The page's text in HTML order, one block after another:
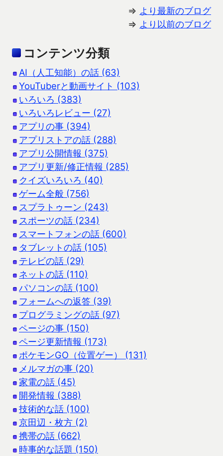
⇒ より最新のブログ
⇒ より以前のブログ
コンテンツ分類
AI（人工知能）の話 (63)
YouTuberと動画サイト (103)
いろいろ (383)
いろいろレビュー (27)
アプリの事 (394)
アプリストアの話 (288)
アプリ公開情報 (375)
アプリ更新/修正情報 (285)
クイズいろいろ (40)
ゲーム全般 (756)
スプラトゥーン (243)
スポーツの話 (234)
スマートフォンの話 (600)
タブレットの話 (105)
テレビの話 (29)
ネットの話 (110)
パソコンの話 (100)
フォームへの返答 (39)
プログラミングの話 (97)
ページの事 (150)
ページ更新情報 (173)
ポケモンGO（位置ゲー） (131)
メルマガの事 (20)
家電の話 (45)
開発情報 (388)
技術的な話 (100)
京田辺・枚方 (2)
携帯の話 (662)
時事的な話題 (150)